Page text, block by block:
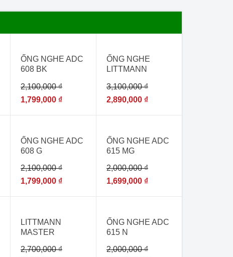
ỐNG NGHE ADC
608 BK
2,100,000₫
1,799,000 ₫
ỐNG NGHE
LITTMANN
5809-[ỐNG
NGHE THĂM
3,100,000₫
2,890,000 ₫
ỐNG NGHE ADC
608 G
2,100,000₫
1,799,000 ₫
ỐNG NGHE ADC
615 MG
2,000,000₫
1,699,000 ₫
HẾT HÀNG
LITTMANN
MASTER
BLACK EDITION
2,700,000₫
ỐNG NGHE ADC
615 N
2,000,000₫